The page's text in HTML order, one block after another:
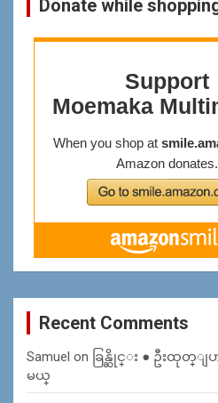
Donate while
Recent Comments
Samuel on ခြန္ဆိုင္း ● ဦးထုတ္
မယ္